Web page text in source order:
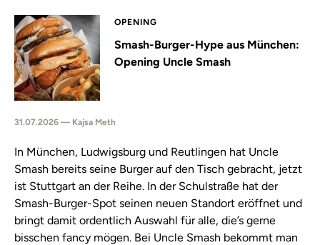
OPENING
Smash-Burger-Hype aus München:
Opening Uncle Smash
31.07.2026 — Kajsa Meth
In München, Ludwigsburg und Reutlingen hat Uncle
Smash bereits seine Burger auf den Tisch gebracht, jetzt
ist Stuttgart an der Reihe. In der Schulstraße hat der
Smash-Burger-Spot seinen neuen Standort eröffnet und
bringt damit ordentlich Auswahl für alle, die’s gerne
bisschen fancy mögen. Bei Uncle Smash bekommt man